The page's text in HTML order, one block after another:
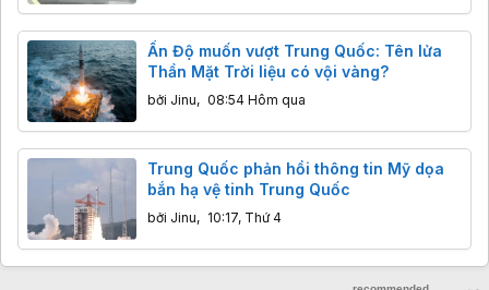
Ấn Độ muốn vượt Trung Quốc: Tên lửa
Thần Mặt Trời liệu có vội vàng?
bởi Jinu, 08:54 Hôm qua
Trung Quốc phản hồi thông tin Mỹ dọa
bắn hạ vệ tinh Trung Quốc
bởi Jinu, 10:17, Thứ 4